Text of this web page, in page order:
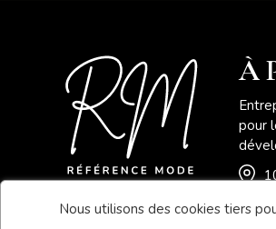
À
pour
Nous utilisons des cookies tiers